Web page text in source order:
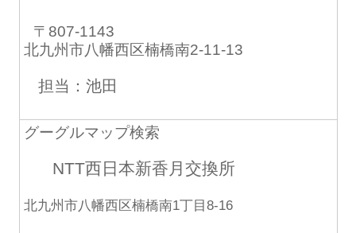
〒807-1143
北九州市八幡西区楠橋南2-11-13
担当：池田
グーグルマップ検索
NTT西日本新香月交換所
北九州市八幡西区楠橋南1丁目8-16